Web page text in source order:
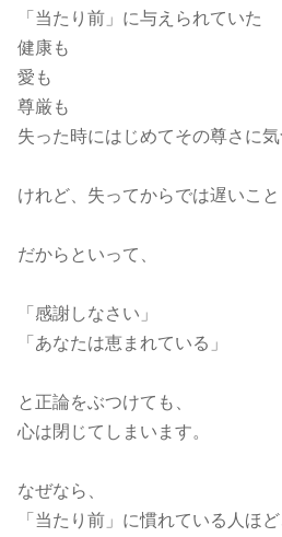
「当たり前」に与えられていた
健康も
愛も
尊厳も
失った時にはじめてその尊さに気
けれど、失ってからでは遅いこと
だからといって、
「感謝しなさい」
「あなたは恵まれている」
と正論をぶつけても、
心は閉じてしまいます。
なぜなら、
「当たり前」に慣れている人ほ